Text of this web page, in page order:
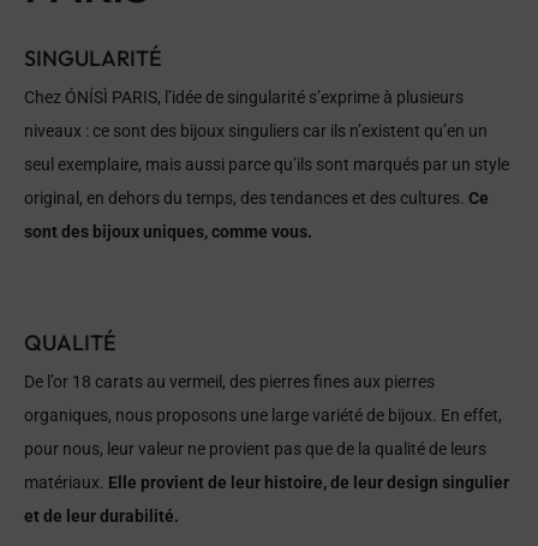
SINGULARITÉ
Chez ÓNÍSÌ PARIS, l’idée de singularité s’exprime à plusieurs
niveaux : ce sont des bijoux singuliers car ils n’existent qu’en un
seul exemplaire, mais aussi parce qu’ils sont marqués par un style
original, en dehors du temps, des tendances et des cultures. Ce
sont des bijoux uniques, comme vous.
QUALITÉ
De l’or 18 carats au vermeil, des pierres fines aux pierres
organiques, nous proposons une large variété de bijoux. En effet,
pour nous, leur valeur ne provient pas que de la qualité de leurs
matériaux. Elle provient de leur histoire, de leur design singulier
et de leur durabilité.